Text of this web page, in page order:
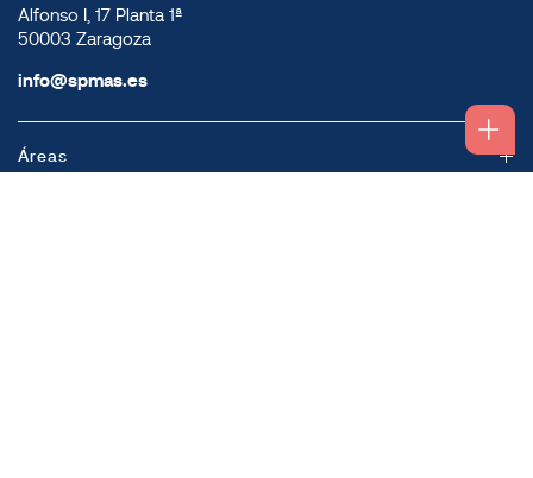
Alfonso I, 17 Planta 1ª
50003 Zaragoza
info@spmas.es
Áreas